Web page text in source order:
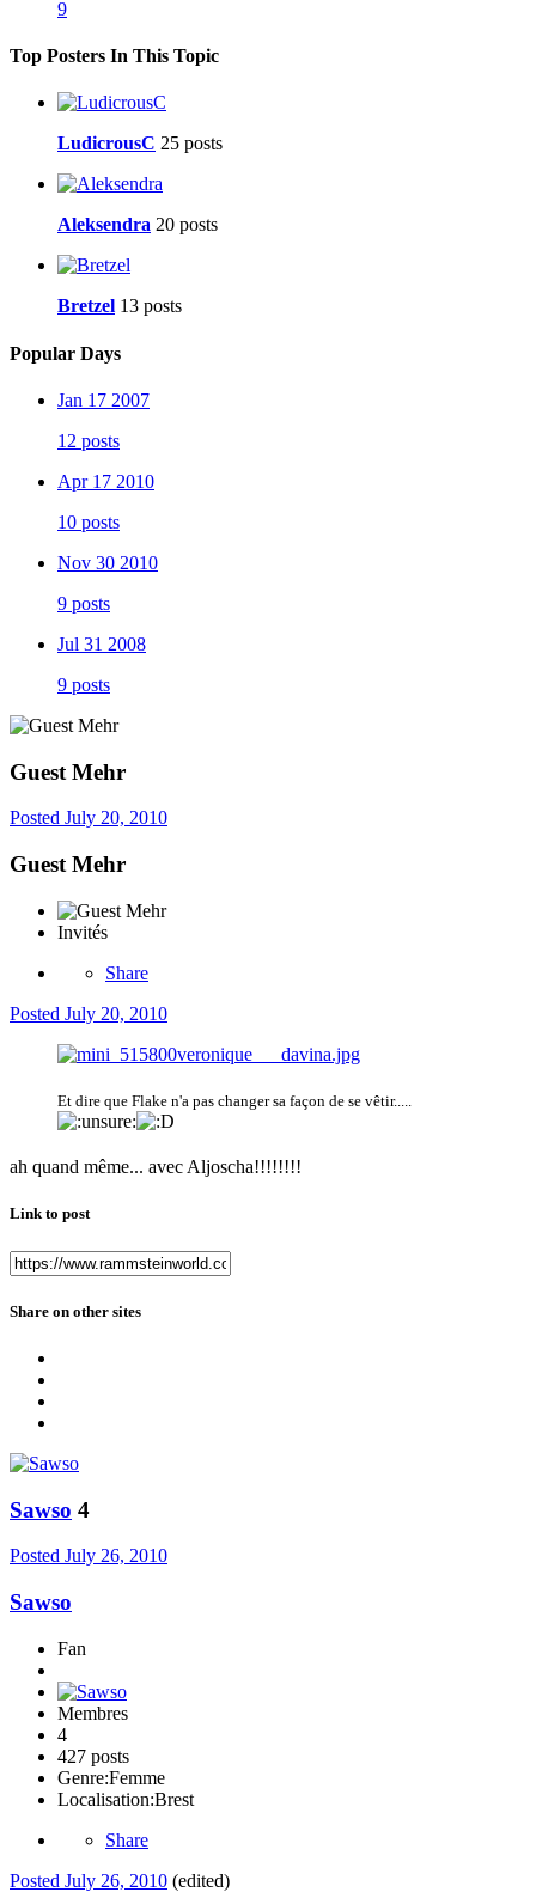
9
Top Posters In This Topic
LudicrousC 25 posts
Aleksendra 20 posts
Bretzel 13 posts
Popular Days
Jan 17 2007
12 posts
Apr 17 2010
10 posts
Nov 30 2010
9 posts
Jul 31 2008
9 posts
Guest Mehr
Posted July 20, 2010
Guest Mehr
Invités
Share
Posted July 20, 2010
Et dire que Flake n'a pas changer sa façon de se vêtir.....
ah quand même... avec Aljoscha!!!!!!!!
Link to post
Share on other sites
Sawso 4
Posted July 26, 2010
Sawso
Fan
Membres
4
427 posts
Genre:Femme
Localisation:Brest
Share
Posted July 26, 2010 (edited)